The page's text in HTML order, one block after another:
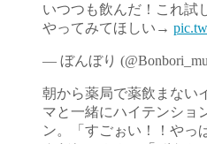
いつつも飲んだ！これ試
やってみてほしい→
— ぼんぼり
朝から薬局で薬飲まない
マと一緒にハイテンショ
ン。「すごぉい！！やっ